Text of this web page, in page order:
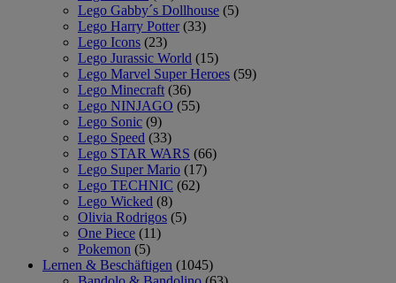
Lego Gabby´s Dollhouse (5)
Lego Harry Potter (33)
Lego Icons (23)
Lego Jurassic World (15)
Lego Marvel Super Heroes (59)
Lego Minecraft (36)
Lego NINJAGO (55)
Lego Sonic (9)
Lego Speed (33)
Lego STAR WARS (66)
Lego Super Mario (17)
Lego TECHNIC (62)
Lego Wicked (8)
Olivia Rodrigos (5)
One Piece (11)
Pokemon (5)
Lernen & Beschäftigen (1045)